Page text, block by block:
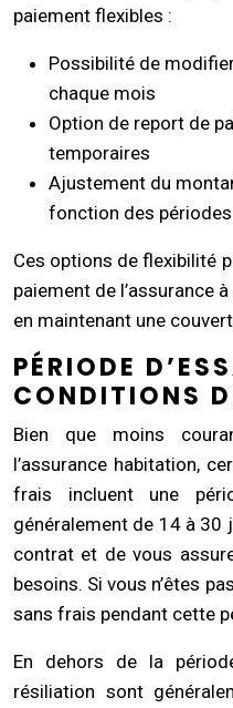
paiement flexibles :
Possibilité de
chaque mois
Option de report de
temporaires
Ajustement du
fonction des périodes
Ces options de flexibilité
paiement de l’assurance
en maintenant une
PÉRIODE
CONDITIONS
Bien que moins
l’assurance habitation,
frais incluent une
généralement de 14 à 30
contrat et de vous
besoins. Si vous n’êtes
sans frais pendant cette
En dehors de la
résiliation sont